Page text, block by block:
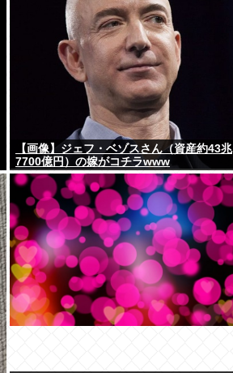
【画像】ジェフ・ベゾスさん（資産約43兆
7700億円）の嫁がコチラwww